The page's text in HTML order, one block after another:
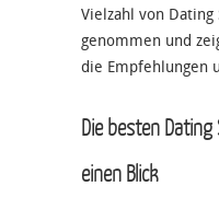
Vielzahl von
genommen und
die Empfehlungen
Die besten
einen Blick